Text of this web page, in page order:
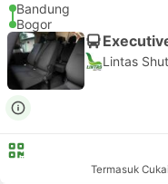
Bandung
Bogor
Lintas
Termasuk Cukai